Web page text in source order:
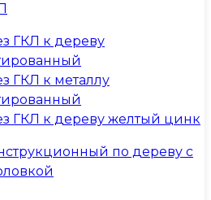
ГКЛ к дереву
ГКЛ к металлу
ГКЛ к дереву желтый цинк
по дереву с